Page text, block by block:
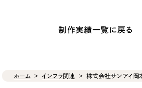
制作実績一覧に戻る
ホーム インフラ関連 株式会社サンアイ岡